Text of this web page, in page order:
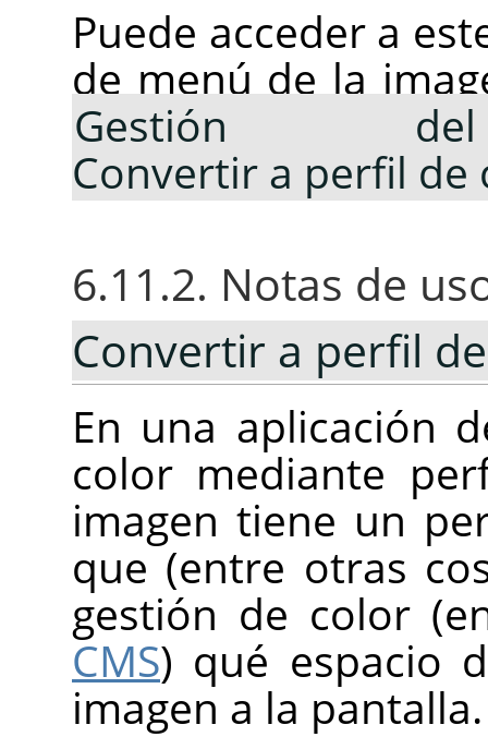
Puede acceder a
de menú de la
Gestión
Convertir a perfil de
6.11.2. Notas de
Convertir a perfil
En una aplicación
color mediante
imagen tiene un
que (entre otras
gestión de color
CMS) qué espacio
imagen a la pantalla.